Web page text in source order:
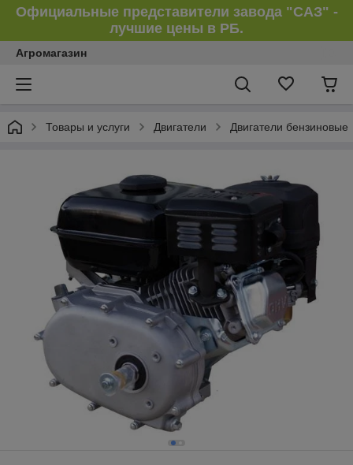
Официальные представители завода "САЗ" -
лучшие цены в РБ.
Агромагазин
Товары и услуги Двигатели Двигатели бензиновые